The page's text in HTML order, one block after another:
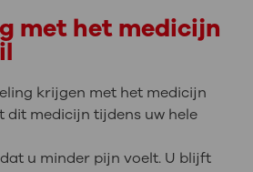
met het medicijn
krijgen met het medicijn
dit medicijn tijdens uw hele
u minder pijn voelt. U blijft